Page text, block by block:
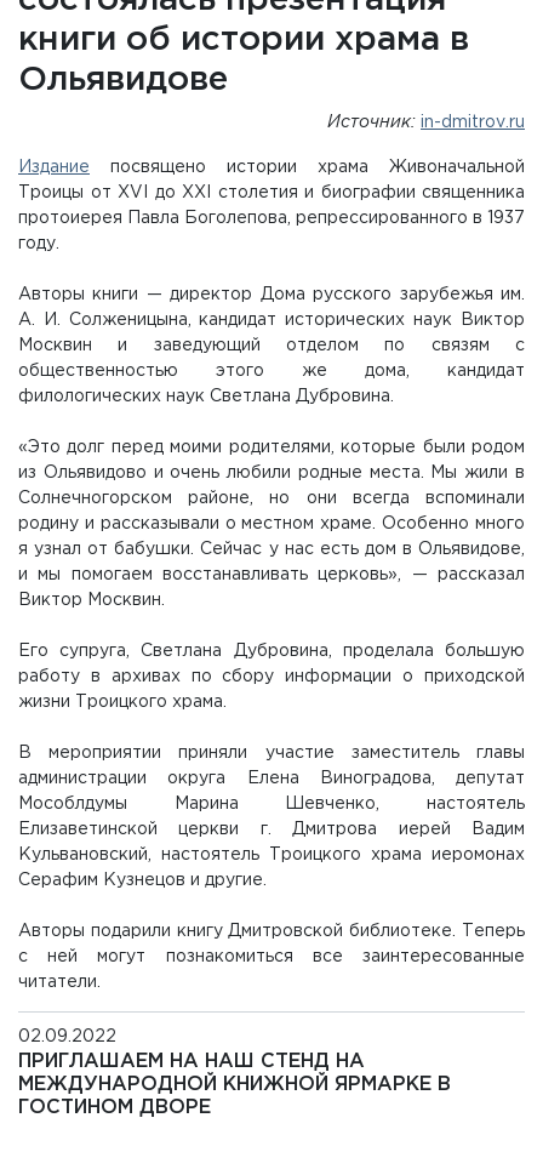
книги об истории храма в
Ольявидове
Источник: in-dmitrov.ru
Издание посвящено истории храма Живоначальной
Троицы от XVI до XXI столетия и биографии священника
протоиерея Павла Боголепова, репрессированного в 1937
году.
Авторы книги — директор Дома русского зарубежья им.
А. И. Солженицына, кандидат исторических наук Виктор
Москвин и заведующий отделом по связям с
общественностью этого же дома, кандидат
филологических наук Светлана Дубровина.
«Это долг перед моими родителями, которые были родом
из Ольявидово и очень любили родные места. Мы жили в
Солнечногорском районе, но они всегда вспоминали
родину и рассказывали о местном храме. Особенно много
я узнал от бабушки. Сейчас у нас есть дом в Ольявидове,
и мы помогаем восстанавливать церковь», — рассказал
Виктор Москвин.
Его супруга, Светлана Дубровина, проделала большую
работу в архивах по сбору информации о приходской
жизни Троицкого храма.
В мероприятии приняли участие заместитель главы
администрации округа Елена Виноградова, депутат
Мособлдумы Марина Шевченко, настоятель
Елизаветинской церкви г. Дмитрова иерей Вадим
Кульвановский, настоятель Троицкого храма иеромонах
Серафим Кузнецов и другие.
Авторы подарили книгу Дмитровской библиотеке. Теперь
с ней могут познакомиться все заинтересованные
читатели.
02.09.2022
ПРИГЛАШАЕМ НА НАШ СТЕНД НА
МЕЖДУНАРОДНОЙ КНИЖНОЙ ЯРМАРКЕ В
ГОСТИНОМ ДВОРЕ